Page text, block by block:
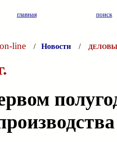
главная поиск
on-line / Новости /